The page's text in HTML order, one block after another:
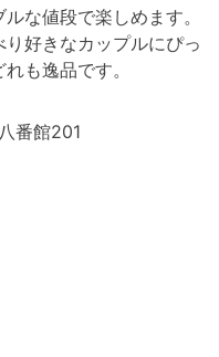
な値段で楽しめます。
好きなカップルにぴっ
も逸品です。
番館201